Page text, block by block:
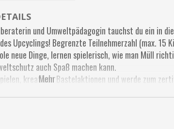
Mehr
und Umweltpädagogin tauchst du ein in
Upcyclings! Begrenzte Teilnehmerzahl (max. 15
neue Dinge, lernen spielerisch, wie man Müll
auch Spaß machen kann.
kreativen Bastelaktionen und werde zum